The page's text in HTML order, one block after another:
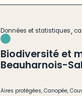
Données et statistiques,
Biodiversité et
Beauharnois-
Aires protégées,Canopée,